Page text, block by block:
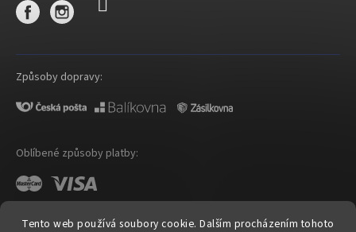
Tento web používá soubory cookie. Dalším procházením tohoto
Způsoby dopravy:
Oblíbené způsoby platby: